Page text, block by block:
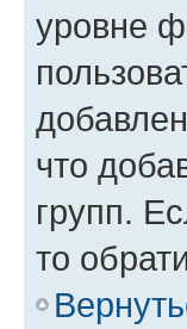
уровне
что
групп.
то